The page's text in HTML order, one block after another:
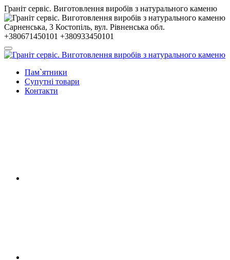
Гранiт сервiс. Виготовлення виробів з натурального каменю
Сарненська, 3 Костопiль, вул. Рiвненська обл.
+380671450101 +380933450101
Пам`ятники
Супутні товари
Контакти